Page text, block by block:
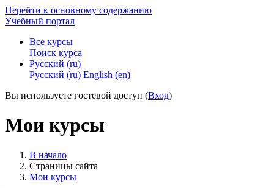
Перейти к основному содержанию
Учебный портал
Все курсы
Поиск курса
Русский ‎(ru)‎
Русский ‎(ru)‎ English ‎(en)‎
Вы используете гостевой доступ (Вход)
Мои курсы
В начало
Страницы сайта
Мои курсы